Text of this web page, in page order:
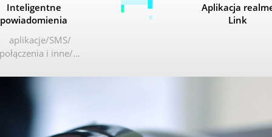
Inteligentne
powiadomienia
aplikacje SMS
połączenia i inne …
Aplikacja
Link